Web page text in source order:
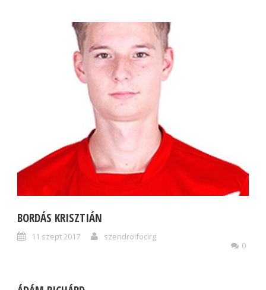
BORDÁS KRISZTIÁN
11 szept 2017
szendroifocirg
0